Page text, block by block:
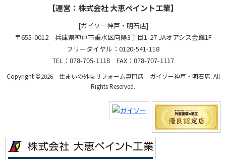
【運営：株式会社 大恵ペイント工業】
[ガイソー神戸・明石店]
〒655-0012 兵庫県神戸市垂水区向陽3丁目1-27 JAオアシス会館1F
フリーダイヤル：0120-541-118
TEL：078-705-1118 FAX：078-707-1117
Copyright ©2026 住まいの外装リフォーム専門店 ガイソー神戸・明石店. All
Rights Reserved.